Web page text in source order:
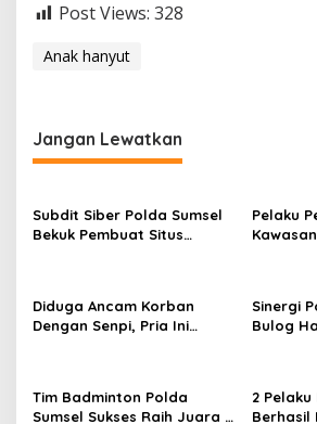
Post Views: 328
Anak hanyut
Jangan Lewatkan
Subdit Siber Polda Sumsel
Bekuk Pembuat Situs
Pelaku
Diduga Ancam Korban
Dengan Senpi, Pria Ini
Sinergi
Bulog
Tim Badminton Polda
Sumsel Sukses Raih Juara 1
2
Berhasil